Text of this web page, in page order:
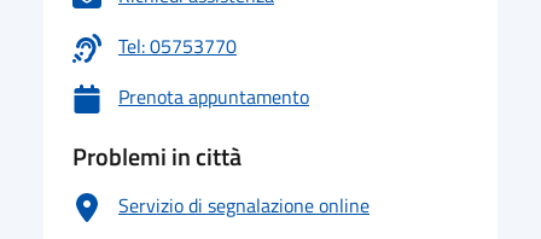
Tel: 05753770
Prenota appuntamento
Problemi in città
Servizio di segnalazione online